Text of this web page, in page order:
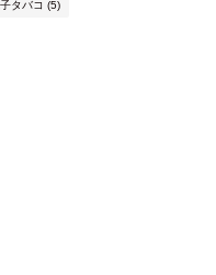
タバコ (5)